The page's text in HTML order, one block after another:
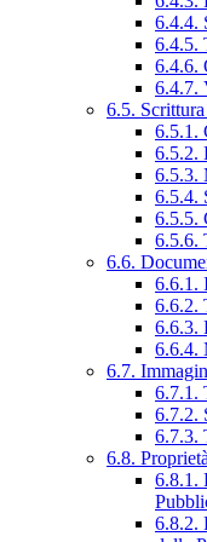
6.4.4.
6.4.5.
6.4.6.
6.4.7.
6.5.
6.5.1.
6.5.2.
6.5.3.
6.5.4.
6.5.5.
6.5.6.
6.6.
6.6.1.
6.6.2.
6.6.3.
6.6.4.
6.7.
6.7.1.
6.7.2.
6.7.3.
6.8.
6.8.1.
6.8.2.